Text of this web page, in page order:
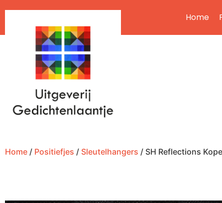
Home
Home / Positiefjes / Sleutelhangers / SH Reflections